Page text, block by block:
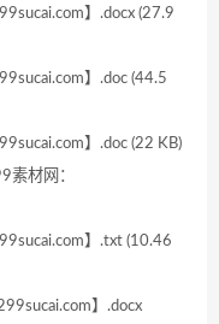
】.docx (27.9
】.doc (44.5
】.doc (22 KB)
材网：
】.txt (10.46
】.docx